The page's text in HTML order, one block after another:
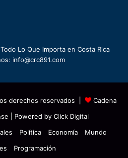
Lo Que Importa en Costa Rica
info@crc891.com
derechos reservados |
Cadena
| Powered by Click Digital
Política Economía
Mundo
Programación